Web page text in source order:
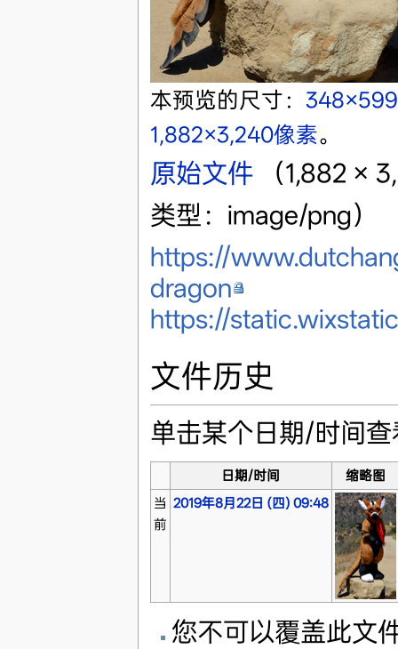
本预览的尺寸：
1,882×3,240像素。
原始文件‎
（1,882 ×
类型：image/png）
https://
dragon
https://
文件历史
单击某个日期/时间
日期/时间
缩略图
当
前
2019年8月22日 (四) 09:48
您不可以覆盖此文